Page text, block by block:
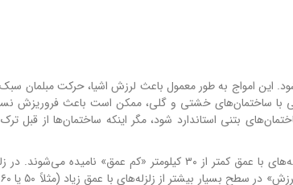
این امواج به طور معمول باعث لرزش اشیا، حرکت مبلمان
با ساختمان‌های خشتی و گلی، ممکن است باعث فروریزش
بتنی استاندارد شود، مگر اینکه ساختمان‌ها از قبل
نکته بسیار مهم، «عمق کم» این زلزله (تنها ۱۰ کیلومتر) است. زلزله‌های با عمق کمتر از ۳۰